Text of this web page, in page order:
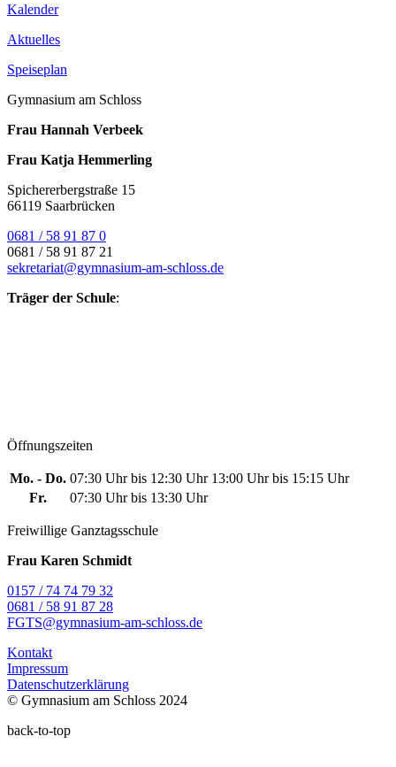
Kalender
Aktuelles
Speiseplan
Gymnasium am Schloss
Frau Hannah Verbeek
Frau Katja Hemmerling
Spichererbergstraße 15
66119 Saarbrücken
0681 / 58 91 87 0
0681 / 58 91 87 21
sekretariat@gymnasium-am-schloss.de
Träger der Schule:
Öffnungszeiten
Mo. - Do. 07:30 Uhr bis 12:30 Uhr 13:00 Uhr bis 15:15 Uhr
Fr.
07:30 Uhr bis 13:30 Uhr
Freiwillige Ganztagsschule
Frau Karen Schmidt
0157 / 74 74 79 32
0681 / 58 91 87 28
FGTS@gymnasium-am-schloss.de
Kontakt
Impressum
Datenschutzerklärung
© Gymnasium am Schloss 2024
back-to-top